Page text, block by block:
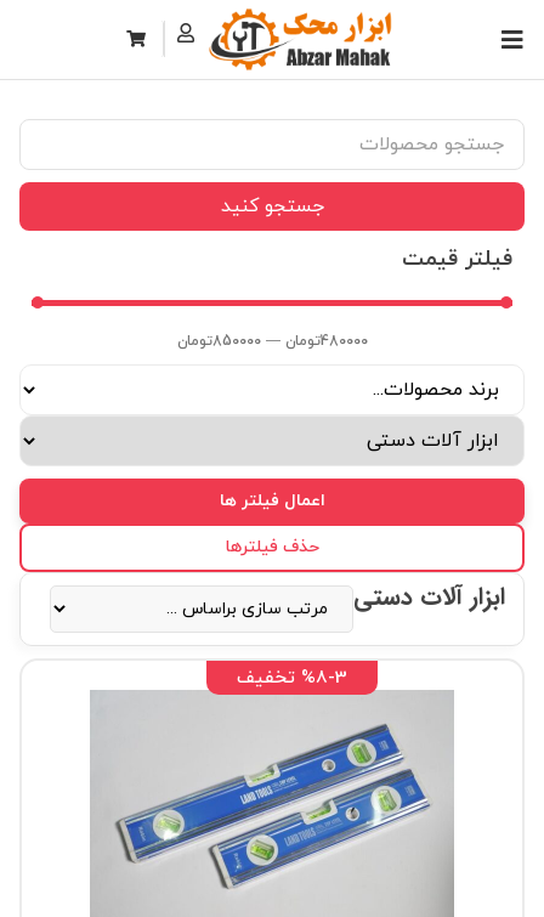
جستجو کنید
فیلتر قیمت
480000تومان —
850000تومان
اعمال فیلتر ها
حذف فیلترها
ابزار آلات دستی
%8-3 تخفیف